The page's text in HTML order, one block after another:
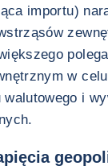
importu)
w
i